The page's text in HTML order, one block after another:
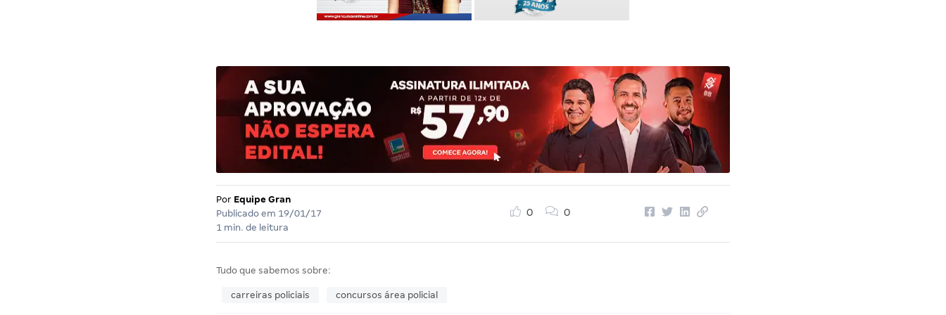
Por Equipe Gran
Publicado em 19/01/17
1 min. de leitura
0 0
Tudo que sabemos sobre:
carreiras policiais concursos área policial